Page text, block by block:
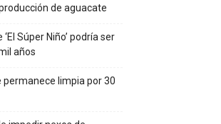
de aguacate
Súper Niño’ podría ser
años
limpia por 30